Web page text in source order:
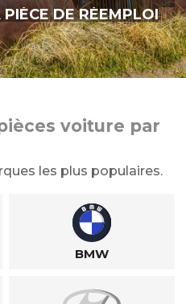
DE RÉEMPLOI
voiture par
les plus populaires.
BMW